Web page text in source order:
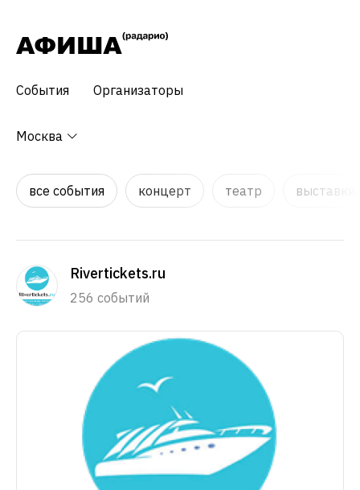
События Организаторы
Москва
все события концерт театр
Rivertickets.ru
256 событий